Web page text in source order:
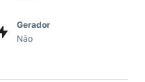
Gerador
Não